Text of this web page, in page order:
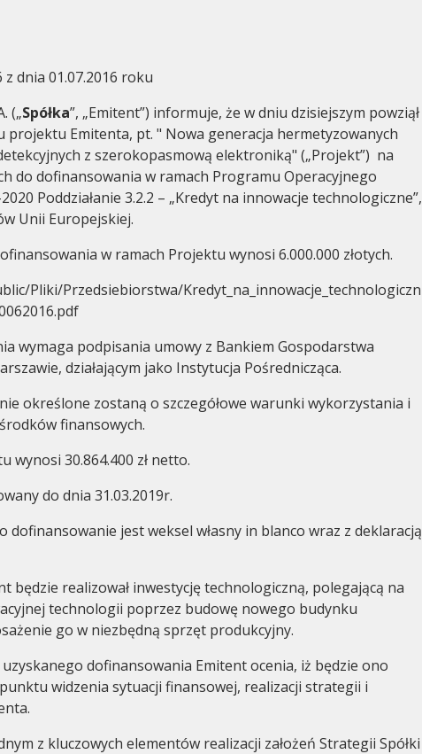
Ład korporacyjny Walne zgromadzenie
dnia 01.07.2016 roku
(„Spółka”, „Emitent”) informuje, że w dniu dzisiejszym powziął
projektu Emitenta, pt. " Nowa generacja hermetyzowanych
z szerokopasmową elektroniką" („Projekt”) na
do dofinansowania w ramach Programu Operacyjnego
Poddziałanie 3.2.2 – „Kredyt na innowacje technologiczne”,
Unii Europejskiej.
w ramach Projektu wynosi 6.000.000 złotych.
Pliki/Przedsiebiorstwa/Kredyt_na_innowacje_technologiczn
wymaga podpisania umowy z Bankiem Gospodarstwa
działającym jako Instytucja Pośrednicząca.
określone zostaną o szczegółowe warunki wykorzystania i
finansowych.
wynosi 30.864.400 zł netto.
do dnia 31.03.2019r.
dofinansowanie jest weksel własny in blanco wraz z deklaracją
będzie realizował inwestycję technologiczną, polegającą na
technologii poprzez budowę nowego budynku
go w niezbędną sprzęt produkcyjny.
dofinansowania Emitent ocenia, iż będzie ono
widzenia sytuacji finansowej, realizacji strategii i
z kluczowych elementów realizacji założeń Strategii Spółki